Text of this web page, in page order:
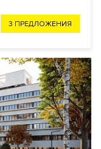
3 ПРЕДЛОЖЕНИЯ